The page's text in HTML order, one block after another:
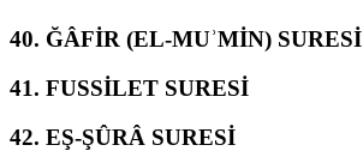
40. ĞÂFİR (EL-MUʾMİN) SURESİ
41. FUSSİLET SURESİ
42. EŞ-ŞÛRÂ SURESİ